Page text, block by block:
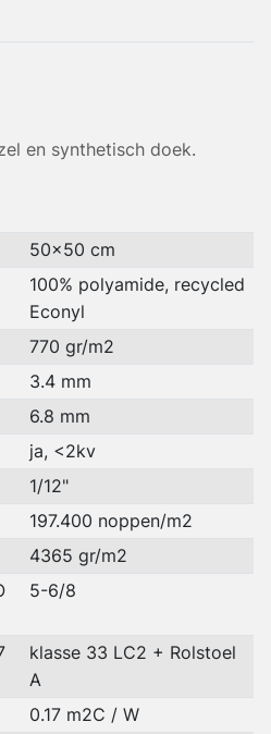
en synthetisch doek.
50x50 cm
100% polyamide, recycled
Econyl
770 gr/m2
3.4 mm
6.8 mm
ja, <2kv
1/12"
197.400 noppen/m2
4365 gr/m2
5-6/8
klasse 33 LC2 + Rolstoel
A
0.17 m2C / W